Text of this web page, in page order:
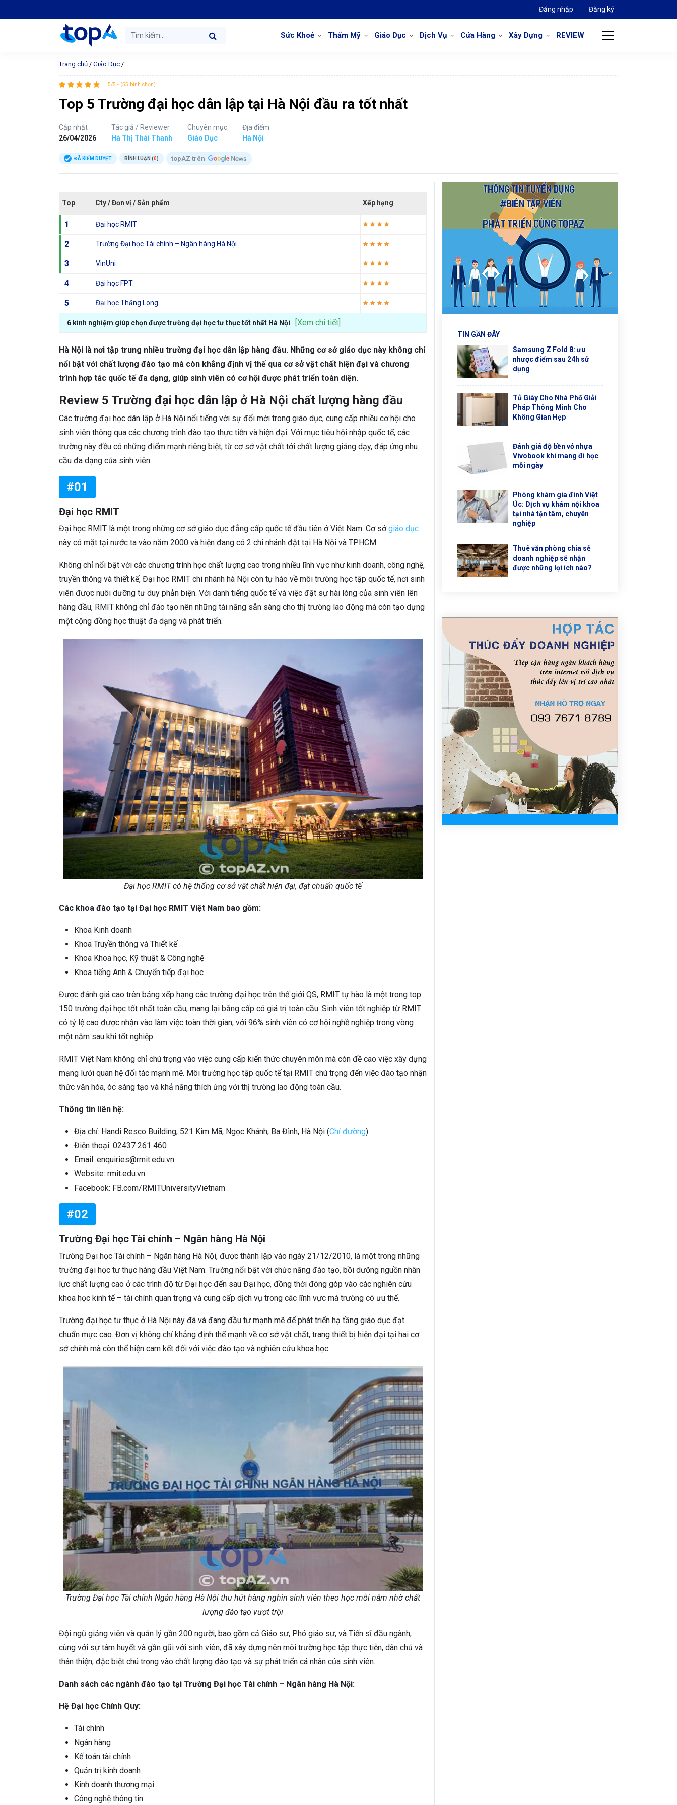
Đăng nhập Đăng ký
Sức Khoẻ Thẩm Mỹ Giáo Dục Dịch Vụ Cửa Hàng Xây Dựng REVIEW
Trang chủ / Giáo Dục /
5/5 - (55 bình chọn)
Top 5 Trường đại học dân lập tại Hà Nội đầu ra tốt nhất
Cập nhật
26/04/2026
Tác giả / Reviewer
Hà Thị Thái Thanh
Chuyên mục
Giáo Dục
Địa điểm
Hà Nội
ĐÃ KIỂM DUYỆT BÌNH LUẬN (0) topAZ trên
Top Cty / Đơn vị / Sản phẩm Xếp hạng
1 Đại học RMIT
2 Trường Đại học Tài chính – Ngân hàng Hà Nội
3 VinUni
4 Đại học FPT
5 Đại học Thăng Long
6 kinh nghiệm giúp chọn được trường đại học tư thục tốt nhất Hà Nội [Xem chi tiết]
Hà Nội là nơi tập trung nhiều trường đại học dân lập hàng đầu. Những cơ sở giáo dục này không chỉ
nổi bật với chất lượng đào tạo mà còn khẳng định vị thế qua cơ sở vật chất hiện đại và chương
trình hợp tác quốc tế đa dạng, giúp sinh viên có cơ hội được phát triển toàn diện.
Review 5 Trường đại học dân lập ở Hà Nội chất lượng hàng đầu
Các trường đại học dân lập ở Hà Nội nổi tiếng với sự đổi mới trong giáo dục, cung cấp nhiều cơ hội cho
sinh viên thông qua các chương trình đào tạo thực tiễn và hiện đại. Với mục tiêu hội nhập quốc tế, các
trường này đều có những điểm mạnh riêng biệt, từ cơ sở vật chất tới chất lượng giảng dạy, đáp ứng nhu
cầu đa dạng của sinh viên.
#01
Đại học RMIT
Đại học RMIT là một trong những cơ sở giáo dục đẳng cấp quốc tế đầu tiên ở Việt Nam. Cơ sởgiáo dục
này có mặt tại nước ta vào năm 2000 và hiện đang có 2 chi nhánh đặt tại Hà Nội và TPHCM.
Không chỉ nổi bật với các chương trình học chất lượng cao trong nhiều lĩnh vực như kinh doanh, công nghệ,
truyền thông và thiết kế, Đại học RMIT chi nhánh hà Nội còn tự hào về môi trường học tập quốc tế, nơi sinh
viên được nuôi dưỡng tư duy phản biện. Với danh tiếng quốc tế và việc đặt sự hài lòng của sinh viên lên
hàng đầu, RMIT không chỉ đào tạo nên những tài năng sẵn sàng cho thị trường lao động mà còn tạo dựng
một cộng đồng học thuật đa dạng và phát triển.
Đại học RMIT có hệ thống cơ sở vật chất hiện đại, đạt chuẩn quốc tế
Các khoa đào tạo tại Đại học RMIT Việt Nam bao gồm:
Khoa Kinh doanh
Khoa Truyền thông và Thiết kế
Khoa Khoa học, Kỹ thuật & Công nghệ
Khoa tiếng Anh & Chuyển tiếp đại học
Được đánh giá cao trên bảng xếp hạng các trường đại học trên thế giới QS, RMIT tự hào là một trong top
150 trường đại học tốt nhất toàn cầu, mang lại bằng cấp có giá trị toàn cầu. Sinh viên tốt nghiệp từ RMIT
có tỷ lệ cao được nhận vào làm việc toàn thời gian, với 96% sinh viên có cơ hội nghề nghiệp trong vòng
một năm sau khi tốt nghiệp.
RMIT Việt Nam không chỉ chú trọng vào việc cung cấp kiến thức chuyên môn mà còn đề cao việc xây dựng
mạng lưới quan hệ đối tác mạnh mẽ. Môi trường học tập quốc tế tại RMIT chú trọng đến việc đào tạo nhận
thức văn hóa, óc sáng tạo và khả năng thích ứng với thị trường lao động toàn cầu.
Thông tin liên hệ:
Địa chỉ: Handi Resco Building, 521 Kim Mã, Ngọc Khánh, Ba Đình, Hà Nội (Chỉ đường)
Điện thoại: 02437 261 460
Email: enquiries@rmit.edu.vn
Website: rmit.edu.vn
Facebook: FB.com/RMITUniversityVietnam
#02
Trường Đại học Tài chính – Ngân hàng Hà Nội
Trường Đại học Tài chính – Ngân hàng Hà Nội, được thành lập vào ngày 21/12/2010, là một trong những
trường đại học tư thục hàng đầu Việt Nam. Trường nổi bật với chức năng đào tạo, bồi dưỡng nguồn nhân
lực chất lượng cao ở các trình độ từ Đại học đến sau Đại học, đồng thời đóng góp vào các nghiên cứu
khoa học kinh tế – tài chính quan trọng và cung cấp dịch vụ trong các lĩnh vực mà trường có ưu thế.
Trường đại học tư thục ở Hà Nội này đã và đang đầu tư mạnh mẽ để phát triển hạ tầng giáo dục đạt
chuẩn mực cao. Đơn vị không chỉ khẳng định thế mạnh về cơ sở vật chất, trang thiết bị hiện đại tại hai cơ
sở chính mà còn thể hiện cam kết đối với việc đào tạo và nghiên cứu khoa học.
Trường Đại học Tài chính Ngân hàng Hà Nội thu hút hàng nghìn sinh viên theo học mỗi năm nhờ chất
lượng đào tạo vượt trội
Đội ngũ giảng viên và quản lý gần 200 người, bao gồm cả Giáo sư, Phó giáo sư, và Tiến sĩ đầu ngành,
cùng với sự tâm huyết và gần gũi với sinh viên, đã xây dựng nên môi trường học tập thực tiễn, dân chủ và
thân thiện, đặc biệt chú trọng vào chất lượng đào tạo và sự phát triển cá nhân của sinh viên.
Danh sách các ngành đào tạo tại Trường Đại học Tài chính – Ngân hàng Hà Nội:
Hệ Đại học Chính Quy:
Tài chính
Ngân hàng
Kế toán tài chính
Quản trị kinh doanh
Kinh doanh thương mại
Công nghệ thông tin
TIN GẦN ĐÂY
Samsung Z Fold 8: ưu
nhược điểm sau 24h sử
dụng
Tủ Giày Cho Nhà Phố Giải
Pháp Thông Minh Cho
Không Gian Hẹp
Đánh giá độ bền vỏ nhựa
Vivobook khi mang đi học
mỗi ngày
Phòng khám gia đình Việt
Úc: Dịch vụ khám nội khoa
tại nhà tận tâm, chuyên
nghiệp
Thuê văn phòng chia sẻ
doanh nghiệp sẽ nhận
được những lợi ích nào?